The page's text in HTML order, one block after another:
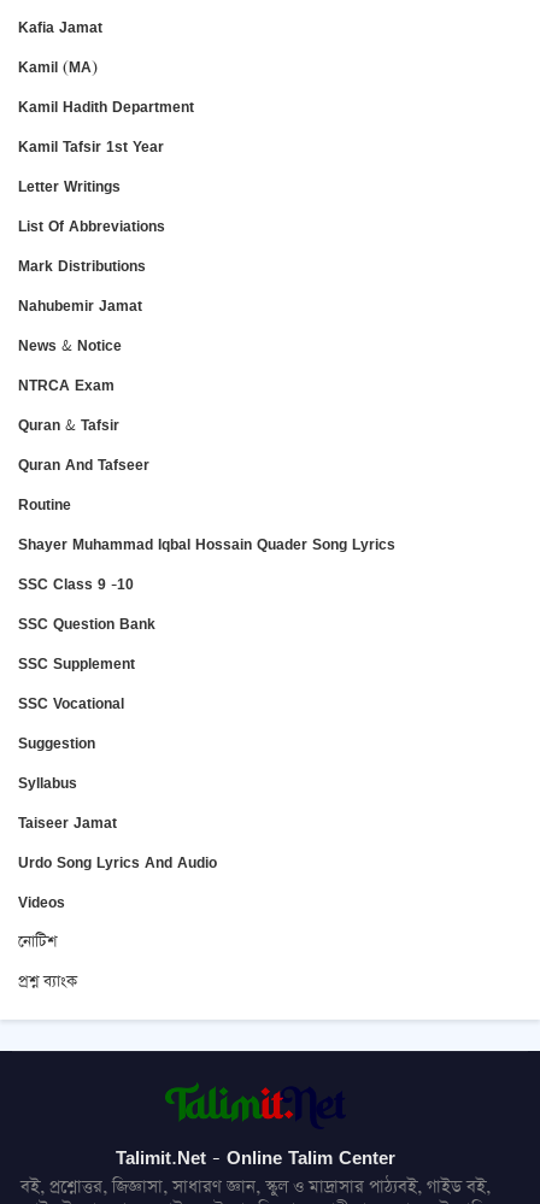
Kafia Jamat
Kamil (MA)
Kamil Hadith Department
Kamil Tafsir 1st Year
Letter Writings
List Of Abbreviations
Mark Distributions
Nahubemir Jamat
News & Notice
NTRCA Exam
Quran & Tafsir
Quran And Tafseer
Routine
Shayer Muhammad Iqbal Hossain Quader Song Lyrics
SSC Class 9 -10
SSC Question Bank
SSC Supplement
SSC Vocational
Suggestion
Syllabus
Taiseer Jamat
Urdo Song Lyrics And Audio
Videos
নোটিশ
প্রশ্ন ব্যাংক
Talimit.Net - Online Talim Center
বই, প্রশ্নোত্তর, জিজ্ঞাসা, সাধারণ জ্ঞান, স্কুল ও মাদ্রাসার পাঠ্যবই, গাইড বই,